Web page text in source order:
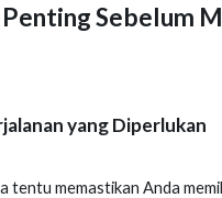
Sebelum
yang Diperlukan
tentu memastikan Anda